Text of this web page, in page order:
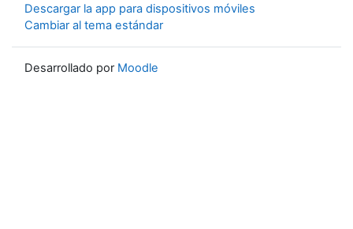
Descargar la app para dispositivos móviles
Cambiar al tema estándar
Desarrollado por Moodle